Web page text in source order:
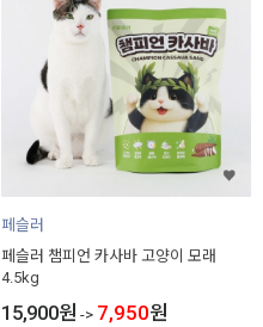
페슬러
페슬러 챔피언 카사바 고양이 모래
4.5kg
15,900원 -> 7,950원